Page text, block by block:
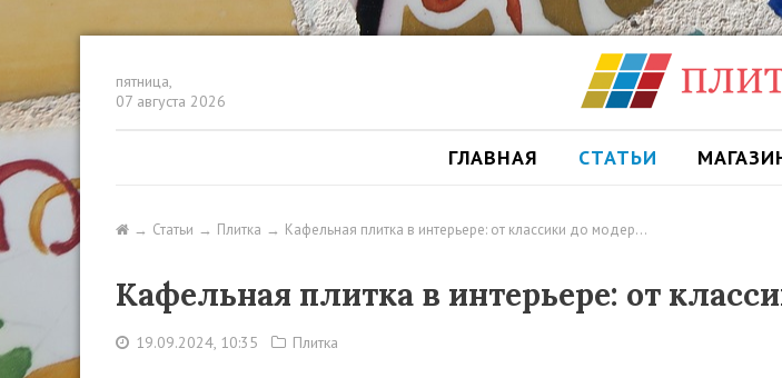
пятница,
07 августа 2026
ГЛАВНАЯ СТАТЬИ
Статьи Плитка Кафельная плитка в интерьере: от классики до модер…
Кафельная плитка в интерьере: от
19.09.2024, 10:35 Плитка